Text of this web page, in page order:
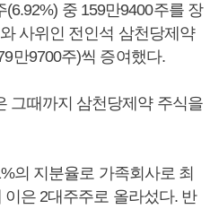
중 159만9400주를 장
사위인 전인석 삼천당제약
만9700주)씩 증여했다.
그때까지 삼천당제약 주식을
의 지분율로 가족회사로 최
은 2대주주로 올라섰다. 반